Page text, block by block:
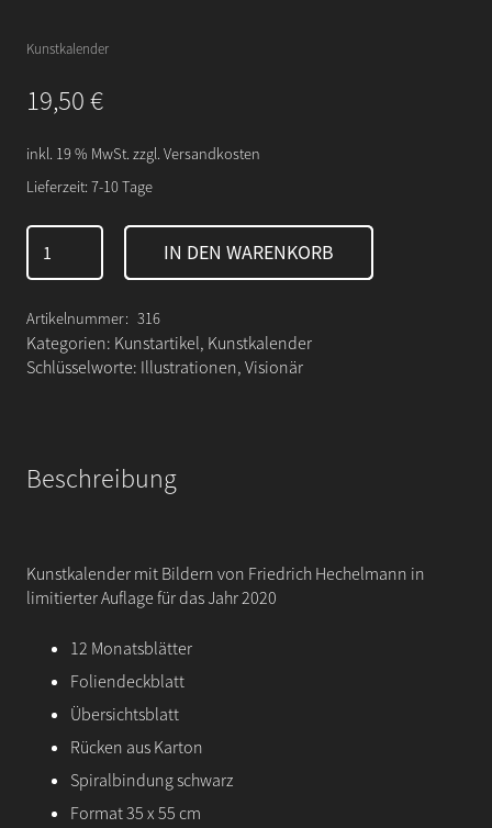
Kunstkalender
19,50€
inkl. 19 % MwSt. zzgl. Versandkosten
Lieferzeit: 7-10 Tage
Kunstkalender
2020
Menge
IN DEN WARENKORB
Artikelnummer: 316
Kategorien: Kunstartikel, Kunstkalender
Schlüsselworte: Illustrationen, Visionär
Beschreibung
Kunstkalender mit Bildern von Friedrich Hechelmann in
limitierter Auflage für das Jahr 2020
12 Monatsblätter
Foliendeckblatt
Übersichtsblatt
Rücken aus Karton
Spiralbindung schwarz
Format 35 x 55 cm